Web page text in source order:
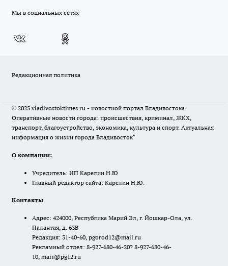
Мы в социальных сетях
Редакционная политика
© 2025 vladivostoktimes.ru - новостной портал Владивостока.
Оперативные новости города: происшествия, криминал, ЖКХ,
транспорт, благоустройство, экономика, культура и спорт. Актуальная
информация о жизни города Владивосток"
О компании:
Учредитель: ИП Карелин Н.Ю
Главный редактор сайта: Карелин Н.Ю.
Контакты
Адрес: 424000, Республика Марий Эл, г. Йошкар-Ола, ул.
Палантая, д. 63В
Редакция: 31-40-60, pgorod12@mail.ru
Рекламный отдел: 8-927-680-46-20? 8-927-680-46-
10, mari@pg12.ru